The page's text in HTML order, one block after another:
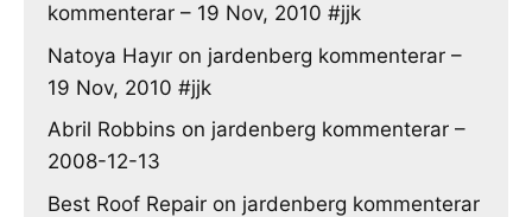
kommenterar – 19 Nov, 2010 #jjk
Natoya Hayır on jardenberg kommenterar –
19 Nov, 2010 #jjk
Abril Robbins on jardenberg kommenterar –
2008-12-13
Best Roof Repair on jardenberg kommenterar